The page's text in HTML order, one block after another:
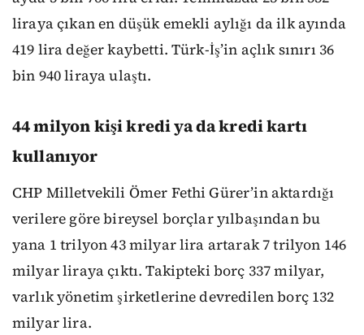
liraya çıkan en düşük emekli aylığı da ilk ayında
419 lira değer kaybetti. Türk-İş’in açlık sınırı 36
bin 940 liraya ulaştı.
44 milyon kişi kredi ya da kredi kartı
kullanıyor
CHP Milletvekili Ömer Fethi Gürer’in aktardığı
verilere göre bireysel borçlar yılbaşından bu
yana 1 trilyon 43 milyar lira artarak 7 trilyon 146
milyar liraya çıktı. Takipteki borç 337 milyar,
varlık yönetim şirketlerine devredilen borç 132
milyar lira.